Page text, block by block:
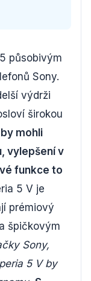
působivým
Sony.
výdrži
širokou
mohli
vylepšení v
funkce to
5 V je
prémiový
špičkovým
Sony,
5 V by